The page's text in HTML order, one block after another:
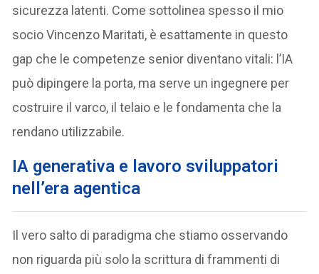
sicurezza latenti. Come sottolinea spesso il mio
socio Vincenzo Maritati, è esattamente in questo
gap che le competenze senior diventano vitali: l’IA
può dipingere la porta, ma serve un ingegnere per
costruire il varco, il telaio e le fondamenta che la
rendano utilizzabile.
IA generativa e lavoro sviluppatori
nell’era agentica
Il vero salto di paradigma che stiamo osservando
non riguarda più solo la scrittura di frammenti di